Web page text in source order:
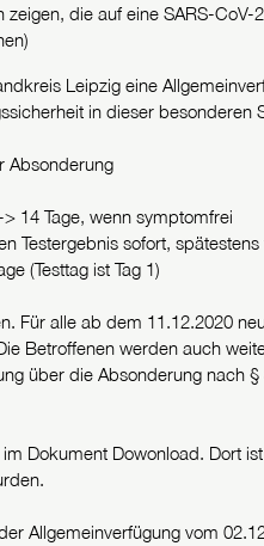
die auf eine SARS-
Leipzig eine
in dieser besonderen
Absonderung
14 Tage, wenn symptomfrei
Testergebnis sofort, spätestens
(Testtag ist Tag 1)
Für alle ab dem 11.12.2020
Betroffenen werden auch
über die Absonderung nach
Dokument Dowonload. Dort
Allgemeinverfügung vom